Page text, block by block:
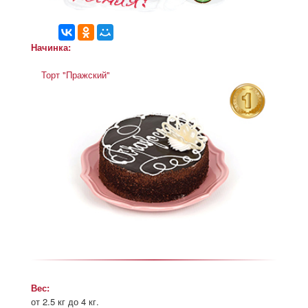
Начинка:
Торт "Пражский"
Вес:
от 2.5 кг до 4 кг.